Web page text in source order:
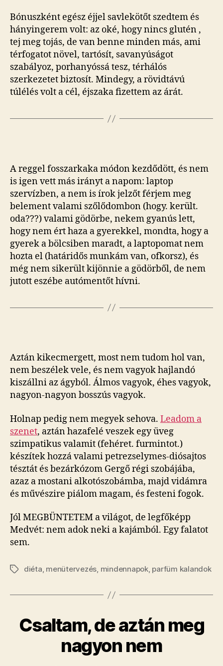
Bónuszként egész éjjel savlekötőt szedtem és
hányingerem volt: az oké, hogy nincs glutén ,
tej meg tojás, de van benne minden más, ami
térfogatot növel, tartósít, savanyúságot
szabályoz, porhanyóssá tesz, térhálós
szerkezetet biztosít. Mindegy, a rövidtávú
túlélés volt a cél, éjszaka fizettem az árát.
A reggel fosszarkaka módon kezdődött, és nem
is igen vett más irányt a napom: laptop
szervízben, a nem is írok jelzőt férjem meg
belement valami szőlődombon (hogy. került.
oda???) valami gödörbe, nekem gyanús lett,
hogy nem ért haza a gyerekkel, mondta, hogy a
gyerek a bölcsiben maradt, a laptopomat nem
hozta el (határidős munkám van, ofkorsz), és
még nem sikerült kijönnie a gödörből, de nem
jutott eszébe autómentőt hívni.
Aztán kikecmergett, most nem tudom hol van,
nem beszélek vele, és nem vagyok hajlandó
kiszállni az ágyból. Álmos vagyok, éhes vagyok,
nagyon-nagyon bosszús vagyok.
Holnap pedig nem megyek sehova. Leadom a
szenet, aztán hazafelé veszek egy üveg
szimpatikus valamit (fehéret. furmintot.)
készítek hozzá valami petrezselymes-diósajtos
tésztát és bezárkózom Gergő régi szobájába,
azaz a mostani alkotószobámba, majd vidámra
és művészire piálom magam, és festeni fogok.
Jól MEGBÜNTETEM a világot, de legfőképp
Medvét: nem adok neki a kajámból. Egy falatot
sem.
Címkék
diéta, menütervezés, mindennapok, parfüm kalandok
Csaltam, de aztán meg
nagyon nem